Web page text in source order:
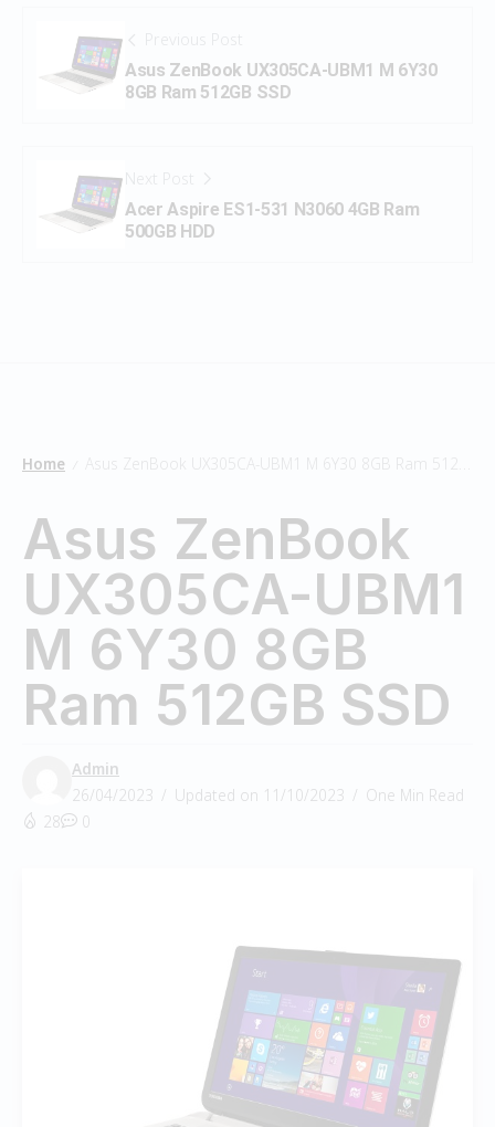
Previous Post
Asus ZenBook UX305CA-UBM1 M 6Y30
8GB Ram 512GB SSD
Next Post
Acer Aspire ES1-531 N3060 4GB Ram
500GB HDD
Home Asus ZenBook UX305CA-UBM1 M 6Y30 8GB Ram 512GB SSD
Asus ZenBook
UX305CA-UBM1
M 6Y30 8GB
Ram 512GB SSD
Admin
26/04/2023
Updated on 11/10/2023
One Min Read
28
0